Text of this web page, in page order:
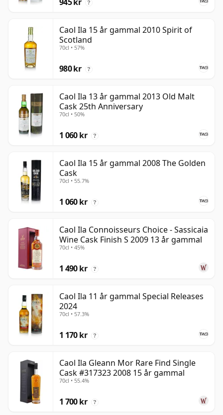
?
Caol Ila 15 år gammal 2010 Spirit of
Scotland
70cl • 57%
980 kr ?
Caol Ila 13 år gammal 2013 Old Malt
Cask 25th Anniversary
70cl • 50%
1 060 kr ?
Caol Ila 15 år gammal 2008 The Golden
Cask
70cl • 55.7%
1 060 kr ?
Caol Ila Connoisseurs Choice - Sassicaia
Wine Cask Finish S 2009 13 år gammal
70cl • 45%
1 490 kr ?
Caol Ila 11 år gammal Special Releases
2024
70cl • 57.3%
1 170 kr ?
Caol Ila Gleann Mor Rare Find Single
Cask #317323 2008 15 år gammal
70cl • 55.4%
1 700 kr ?